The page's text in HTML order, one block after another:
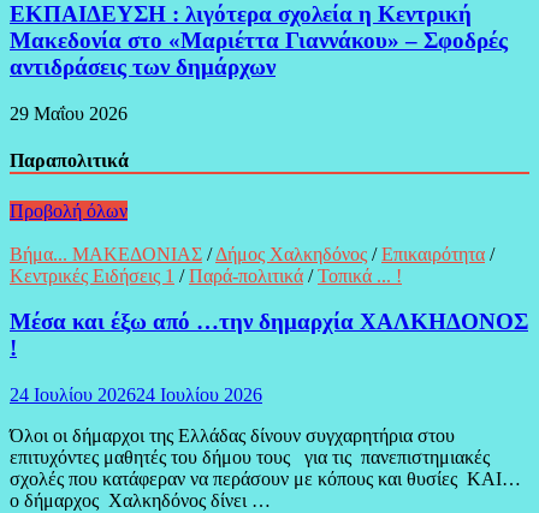
ΕΚΠΑΙΔΕΥΣΗ : λιγότερα σχολεία η Κεντρική
Μακεδονία στο «Μαριέττα Γιαννάκου» – Σφοδρές
αντιδράσεις των δημάρχων
29 Μαΐου 2026
Παραπολιτικά
Προβολή όλων
Βήμα... ΜΑΚΕΔΟΝΙΑΣ /Δήμος Χαλκηδόνος /Επικαιρότητα /
Κεντρικές Ειδήσεις 1 /Παρά-πολιτικά /Τοπικά ... !
Μέσα και έξω από …την δημαρχία ΧΑΛΚΗΔΟΝΟΣ
!
24 Ιουλίου 202624 Ιουλίου 2026
Όλοι οι δήμαρχοι της Ελλάδας δίνουν συγχαρητήρια στου
επιτυχόντες μαθητές του δήμου τους για τις πανεπιστημιακές
σχολές που κατάφεραν να περάσουν με κόπους και θυσίες ΚΑΙ…
ο δήμαρχος Χαλκηδόνος δίνει …